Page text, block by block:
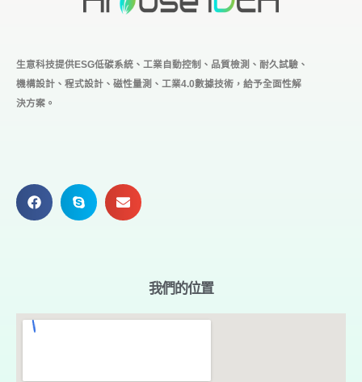
生意科技提供ESG低碳系統、工業自動控制、品質檢測、耐久試驗、
機構設計、程式設計、磁性量測、工業4.0數據技術，給予全面性解
決方案。
我們的位置